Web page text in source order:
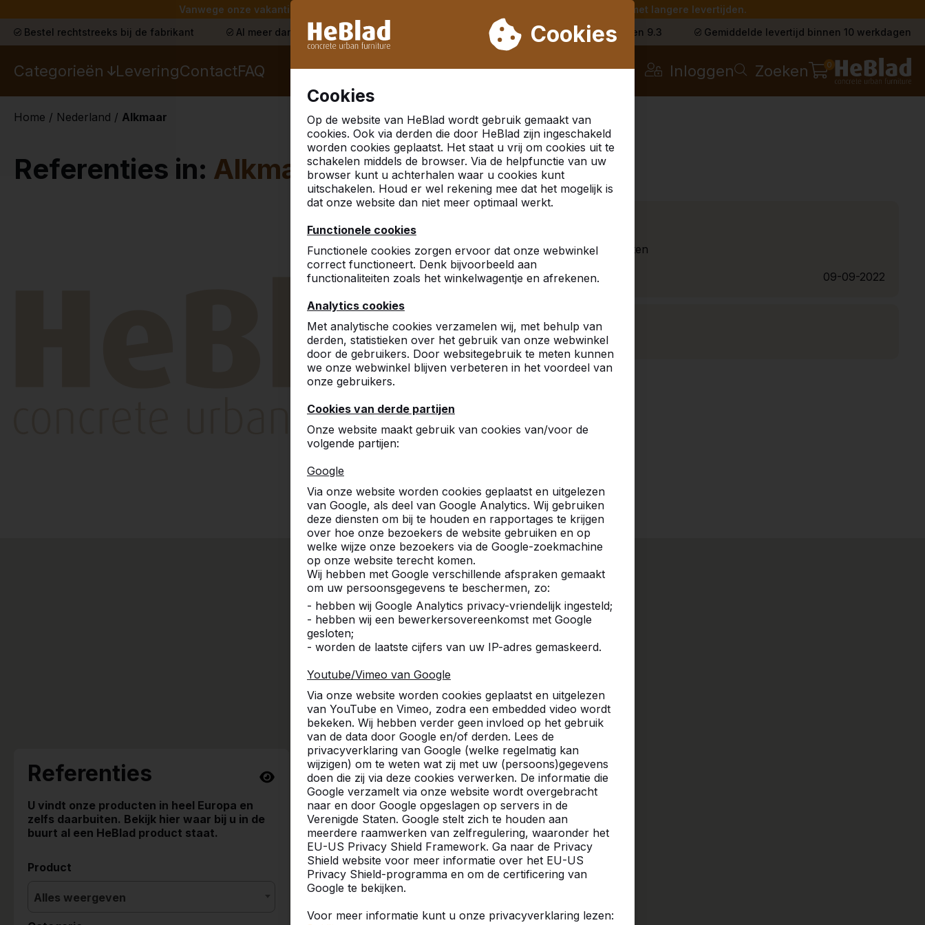
Vanwege onze vakantie leveren wij niet van week 31 t/m week 33. Houdt u daarom rekening met langere levertijden.
Cookies
Cookies
Op de website van HeBlad wordt gebruik gemaakt van
cookies. Ook via derden die door HeBlad zijn ingeschakeld
worden cookies geplaatst. Het staat u vrij om cookies uit te
schakelen middels de browser. Via de helpfunctie van uw
browser kunt u achterhalen waar u cookies kunt
uitschakelen. Houd er wel rekening mee dat het mogelijk is
dat onze website dan niet meer optimaal werkt.
Functionele cookies
Functionele cookies zorgen ervoor dat onze webwinkel
correct functioneert. Denk bijvoorbeeld aan
functionaliteiten zoals het winkelwagentje en afrekenen.
Analytics cookies
Met analytische cookies verzamelen wij, met behulp van
derden, statistieken over het gebruik van onze webwinkel
door de gebruikers. Door websitegebruik te meten kunnen
we onze webwinkel blijven verbeteren in het voordeel van
onze gebruikers.
Cookies van derde partijen
Onze website maakt gebruik van cookies van/voor de
volgende partijen:
Google
Via onze website worden cookies geplaatst en uitgelezen
van Google, als deel van Google Analytics. Wij gebruiken
deze diensten om bij te houden en rapportages te krijgen
over hoe onze bezoekers de website gebruiken en op
welke wijze onze bezoekers via de Google-zoekmachine
op onze website terecht komen.
Wij hebben met Google verschillende afspraken gemaakt
om uw persoonsgegevens te beschermen, zo:
- hebben wij Google Analytics privacy-vriendelijk ingesteld;
- hebben wij een bewerkersovereenkomst met Google
gesloten;
- worden de laatste cijfers van uw IP-adres gemaskeerd.
Youtube/Vimeo van Google
Via onze website worden cookies geplaatst en uitgelezen
van YouTube en Vimeo, zodra een embedded video wordt
bekeken. Wij hebben verder geen invloed op het gebruik
van de data door Google en/of derden. Lees de
privacyverklaring van Google (welke regelmatig kan
wijzigen) om te weten wat zij met uw (persoons)gegevens
doen die zij via deze cookies verwerken. De informatie die
Google verzamelt via onze website wordt overgebracht
naar en door Google opgeslagen op servers in de
Verenigde Staten. Google stelt zich te houden aan
meerdere raamwerken van zelfregulering, waaronder het
EU-US Privacy Shield Framework. Ga naar de Privacy
Shield website voor meer informatie over het EU-US
Privacy Shield-programma en om de certificering van
Google te bekijken.
Voor meer informatie kunt u onze privacyverklaring lezen:
Bestel rechtstreeks bij de fabrikant Al meer dan 30.000 producten verkocht Klanten beoordelen HeBlad met een 9.3 Gemiddelde levertijd binnen 10 werkdagen
Categorieën LeveringContactFAQ Inloggen Zoeken 0
Home / Nederland / Alkmaar
Referenties in: Alkmaar
Kwalitatief zeer goede producten
Snelle offerte + levering
Sjors Smal stadswerk
09-09-2022
7
Referenties
U vindt onze producten in heel Europa en
zelfs daarbuiten. Bekijk hier waar bij u in de
buurt al een HeBlad product staat.
Product
Alles weergeven